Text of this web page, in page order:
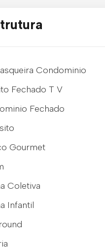
Condominio
Fechado T V
Fechado
Gourmet
Coletiva
Infantil